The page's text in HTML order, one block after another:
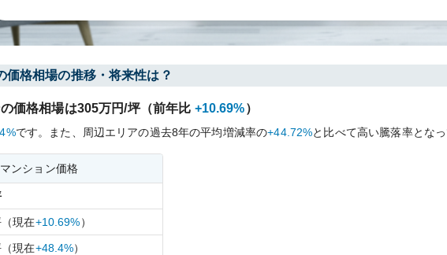
価格相場の推移・将来性は？
価格相場は305万円/坪（前年比 +10.69%）
です。 また、周辺エリアの過去8年の平均増減率の+44.72%と比べて高い騰落率とな
ンション価格
（現在+10.69%）
（現在+48.4%）